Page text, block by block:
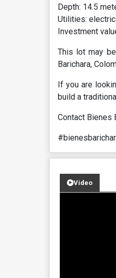
Depth: 14.5
Utilities:
Investment
This lot may
Barichara,
If you are
build a
Contact Bienes
Video